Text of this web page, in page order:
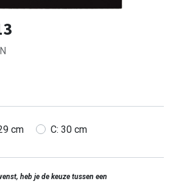
cm C: 30 cm
heb je de keuze tussen een